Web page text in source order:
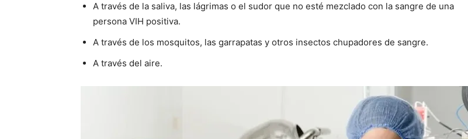
A través de la saliva, las lágrimas o el sudor que no esté mezclado con la sangre de una
persona VIH positiva.
A través de los mosquitos, las garrapatas y otros insectos chupadores de sangre.
A través del aire.